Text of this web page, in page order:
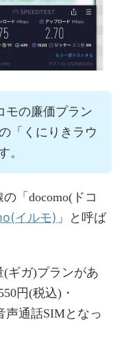
モの廉価プラン
「くにりきラウ
。
「docomo(ドコ
イルモ) 」と呼ば
ギガ)プランがあ
円(税込)・
声通話SIMとなっ